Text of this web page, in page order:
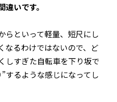
違いです。
らといって軽量、短尺にし
なるわけではないので、ど
しすぎた自転車を下り坂で
するような感じになってし